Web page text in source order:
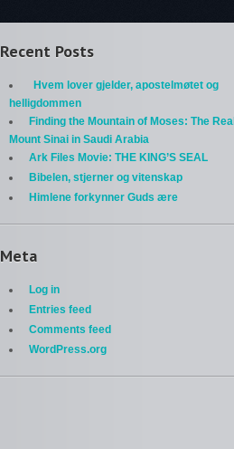
Recent Posts
Hvem lover gjelder, apostelmøtet og
helligdommen
Finding the Mountain of Moses: The Real
Mount Sinai in Saudi Arabia
Ark Files Movie: THE KING’S SEAL
Bibelen, stjerner og vitenskap
Himlene forkynner Guds ære
Meta
Log in
Entries feed
Comments feed
WordPress.org